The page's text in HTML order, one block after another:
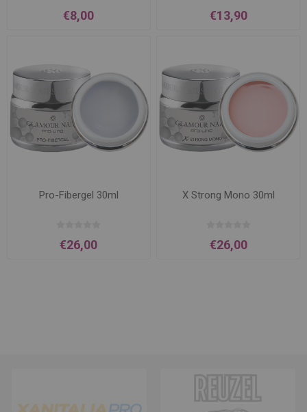
€8,00 €13,90
Pro-Fibergel 30ml
€26,00
X Strong Mono 30ml
€26,00